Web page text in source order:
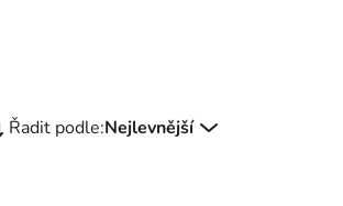
Řadit podle:Nejlevnější